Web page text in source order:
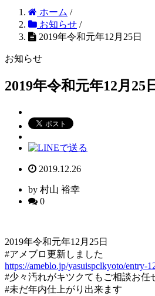
ホーム /
お知らせ /
2019年令和元年12月25日
お知らせ
2019年令和元年12月25
2019.12.26
by 村山 裕幸
0
2019年令和元年12月25日
#アメブロ更新しました
https://ameblo.jp/yasuispclkyoto/entry-
#少々汚れがキツクてもご相談お任
#未だ年内仕上がり出来ます